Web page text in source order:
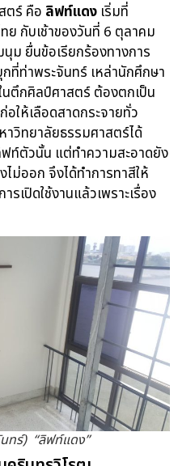
ตร์ คือ ลิฟท์แดง เริ่มที่
ย กับเช้าของวันที่ 6 ตุลาคม
ม ยื่นข้อเรียกร้องทางการ
ที่ท่าพระจันทร์ เหล่านักศึกษา
ตึกศิลป์ศาสตร์ ต้องตกเป็น
อให้เลือดสาดกระจายทั่ว
วิทยาลัยธรรมศาสตร์ได้
ท์ตัวนั้น แต่ทำความสะอาดยัง
ไม่ออก จึงได้ทำการทาสีให้
เปิดใช้งานแล้วเพราะเรื่อง
ทร์) “ลิฟท์แดง”